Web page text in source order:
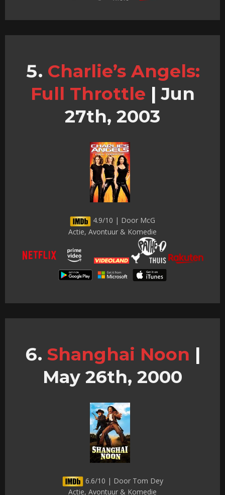
Charlie’s Angels:
Full Throttle | Jun
27th, 2003
4.9/10 | Door McG
Actie, Avontuur & Komedie
Shanghai Noon |
May 26th, 2000
6.6/10 | Door Tom Dey
Actie, Avontuur & Komedie